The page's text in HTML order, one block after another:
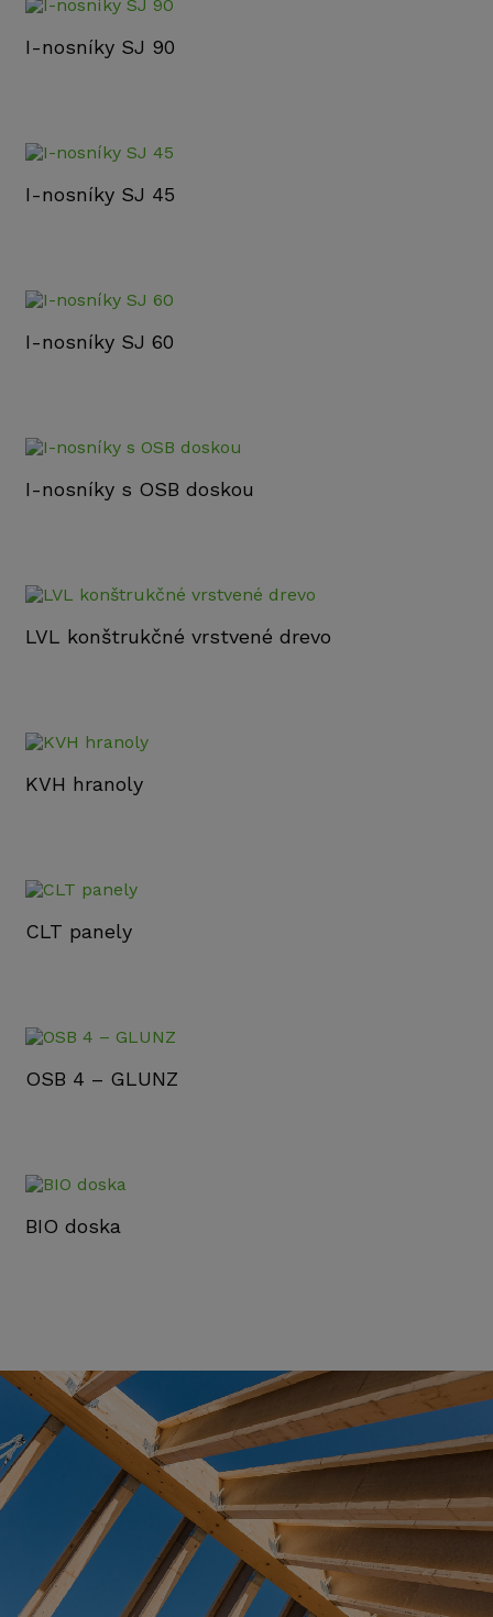
I-nosníky SJ 90
I-nosníky SJ 45
I-nosníky SJ 60
I-nosníky s OSB doskou
LVL konštrukčné vrstvené drevo
KVH hranoly
CLT panely
OSB 4 – GLUNZ
BIO doska